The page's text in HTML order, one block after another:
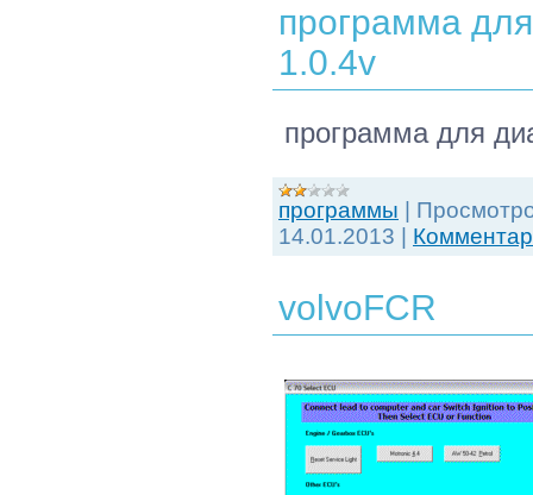
программа
1.0.4v
программа для
программы
14.01.2013
volvoFCR